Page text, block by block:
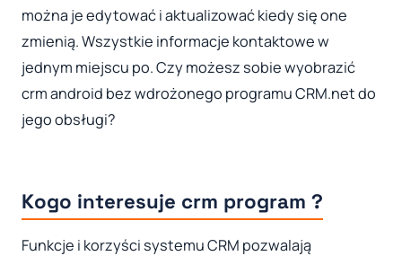
można je edytować i aktualizować kiedy się one
zmienią. Wszystkie informacje kontaktowe w
jednym miejscu po. Czy możesz sobie wyobrazić
crm android bez wdrożonego programu CRM.net do
jego obsługi?
Kogo interesuje crm program ?
Funkcje i korzyści systemu CRM pozwalają